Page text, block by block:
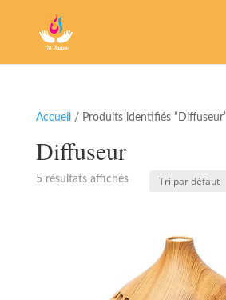
Accueil / Produits identifiés “Diffuseur”
Diffuseur
5 résultats affichés